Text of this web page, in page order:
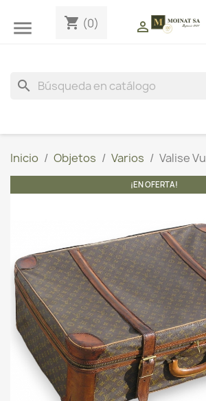
 shopping_cart (0) 
search
Inicio Objetos Varios Valise
¡EN OFERTA!